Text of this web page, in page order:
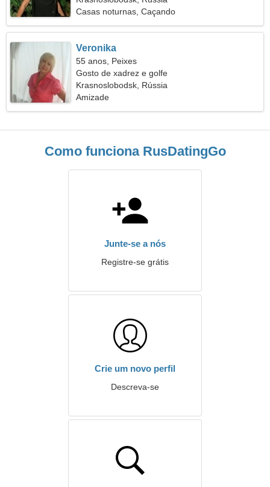
Casas noturnas, Caçando
Veronika
55 anos, Peixes
Gosto de xadrez e golfe
Krasnoslobodsk, Rússia
Amizade
Como funciona RusDatingGo
Junte-se a nós
Registre-se grátis
Crie um novo perfil
Descreva-se